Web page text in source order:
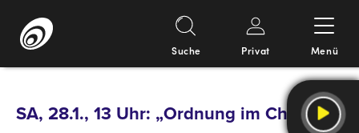
Inhalt
Suche Privat Menü
SA, 28.1., 13 Uhr: „Ordnung im Chaos“